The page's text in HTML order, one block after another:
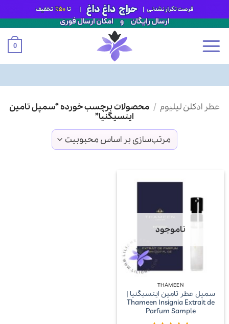
0
عطر ادکلن لیلیوم / محصولات برچسب خورده “سمپل تامین
اینسیگنیا”
ناموجود
THAMEEN
سمپل عطر تامین اینسیگنیا |
Thameen Insignia Extrait de
Parfum Sample